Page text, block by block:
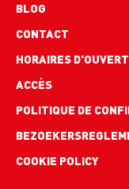
BLOG
Footer
links
CONTACT
HORAIRES
ACCÈS
POLITIQUE DE
COOKIE POLICY